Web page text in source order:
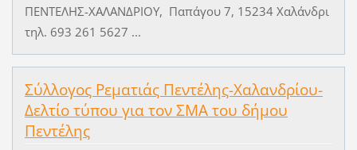
ΠΕΝΤΕΛΗΣ-ΧΑΛΑΝΔΡΙΟΥ, Παπάγου 7, 15234 Χαλάνδρι
τηλ. 693 261 5627 ...
Σύλλογος Ρεματιάς Πεντέλης-Χαλανδρίου-
Δελτίο τύπου για τον ΣΜΑ του δήμου
Πεντέλης